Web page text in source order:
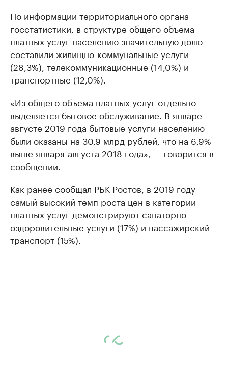
По информации территориального органа
госстатистики, в структуре общего объема
платных услуг населению значительную долю
составили жилищно-коммунальные услуги
(28,3%), телекоммуникационные (14,0%) и
транспортные (12,0%).
«Из общего объема платных услуг отдельно
выделяется бытовое обслуживание. В январе-
августе 2019 года бытовые услуги населению
были оказаны на 30,9 млрд рублей, что на 6,9%
выше января-августа 2018 года», — говорится в
сообщении.
Как ранее сообщал РБК Ростов, в 2019 году
самый высокий темп роста цен в категории
платных услуг демонстрируют санаторно-
оздоровительные услуги (17%) и пассажирский
транспорт (15%).